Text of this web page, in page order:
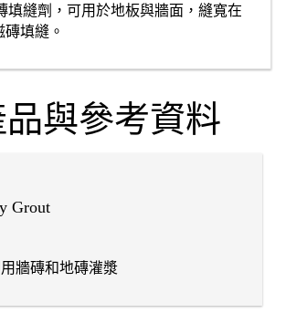
填縫劑，可用於地板與牆面，縫寬在
磚填縫。
與參考資料
Grout
牆磚和地磚灌漿